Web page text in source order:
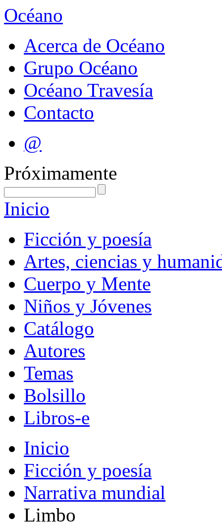
Océano
Acerca de Océano
Grupo Océano
Océano Travesía
Contacto
@
Próximamente
Inicio
Ficción y poesía
Artes, ciencias y
Cuerpo y Mente
Niños y Jóvenes
Catálogo
Autores
Temas
Bolsillo
Libros-e
Inicio
Ficción y poesía
Narrativa mundial
Limbo